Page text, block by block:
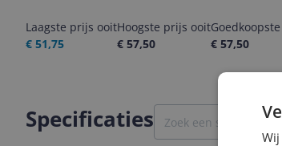
Laagste prijs ooit
€ 51,75
Hoogste prijs ooit
€ 57,50
€ 57,50
Specificaties